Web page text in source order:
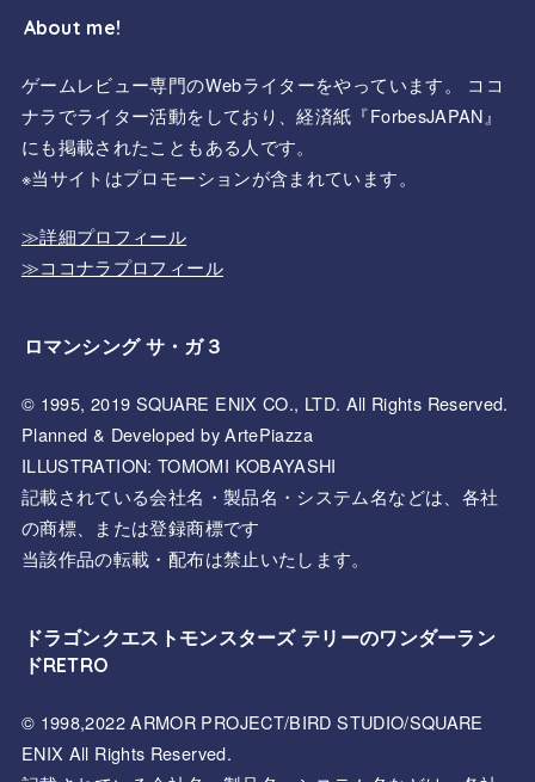
About me!
ゲームレビュー専門のWebライターをやっています。 ココ
ナラでライター活動をしており、経済紙『ForbesJAPAN』
にも掲載されたこともある人です。
※当サイトはプロモーションが含まれています。
≫詳細プロフィール
≫ココナラプロフィール
ロマンシング サ・ガ３
© 1995, 2019 SQUARE ENIX CO., LTD. All Rights Reserved.
Planned & Developed by ArtePiazza
ILLUSTRATION: TOMOMI KOBAYASHI
記載されている会社名・製品名・システム名などは、各社
の商標、または登録商標です
当該作品の転載・配布は禁止いたします。
ドラゴンクエストモンスターズ テリーのワンダーラン
ドRETRO
© 1998,2022 ARMOR PROJECT/BIRD STUDIO/SQUARE
ENIX All Rights Reserved.